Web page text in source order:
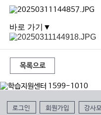
바로 가기▼
목록으로
로그인 회원가입 강사